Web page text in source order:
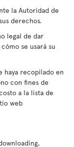
la Autoridad de
derechos.
legal de dar
se usará su
haya recopilado en
con fines de
a la lista de
web